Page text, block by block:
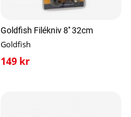
Goldfish Filékniv 8'' 32cm
Goldfish
149 kr